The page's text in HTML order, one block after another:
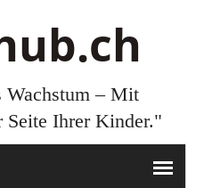
Wachstum – Mit
Seite Ihrer Kinder."